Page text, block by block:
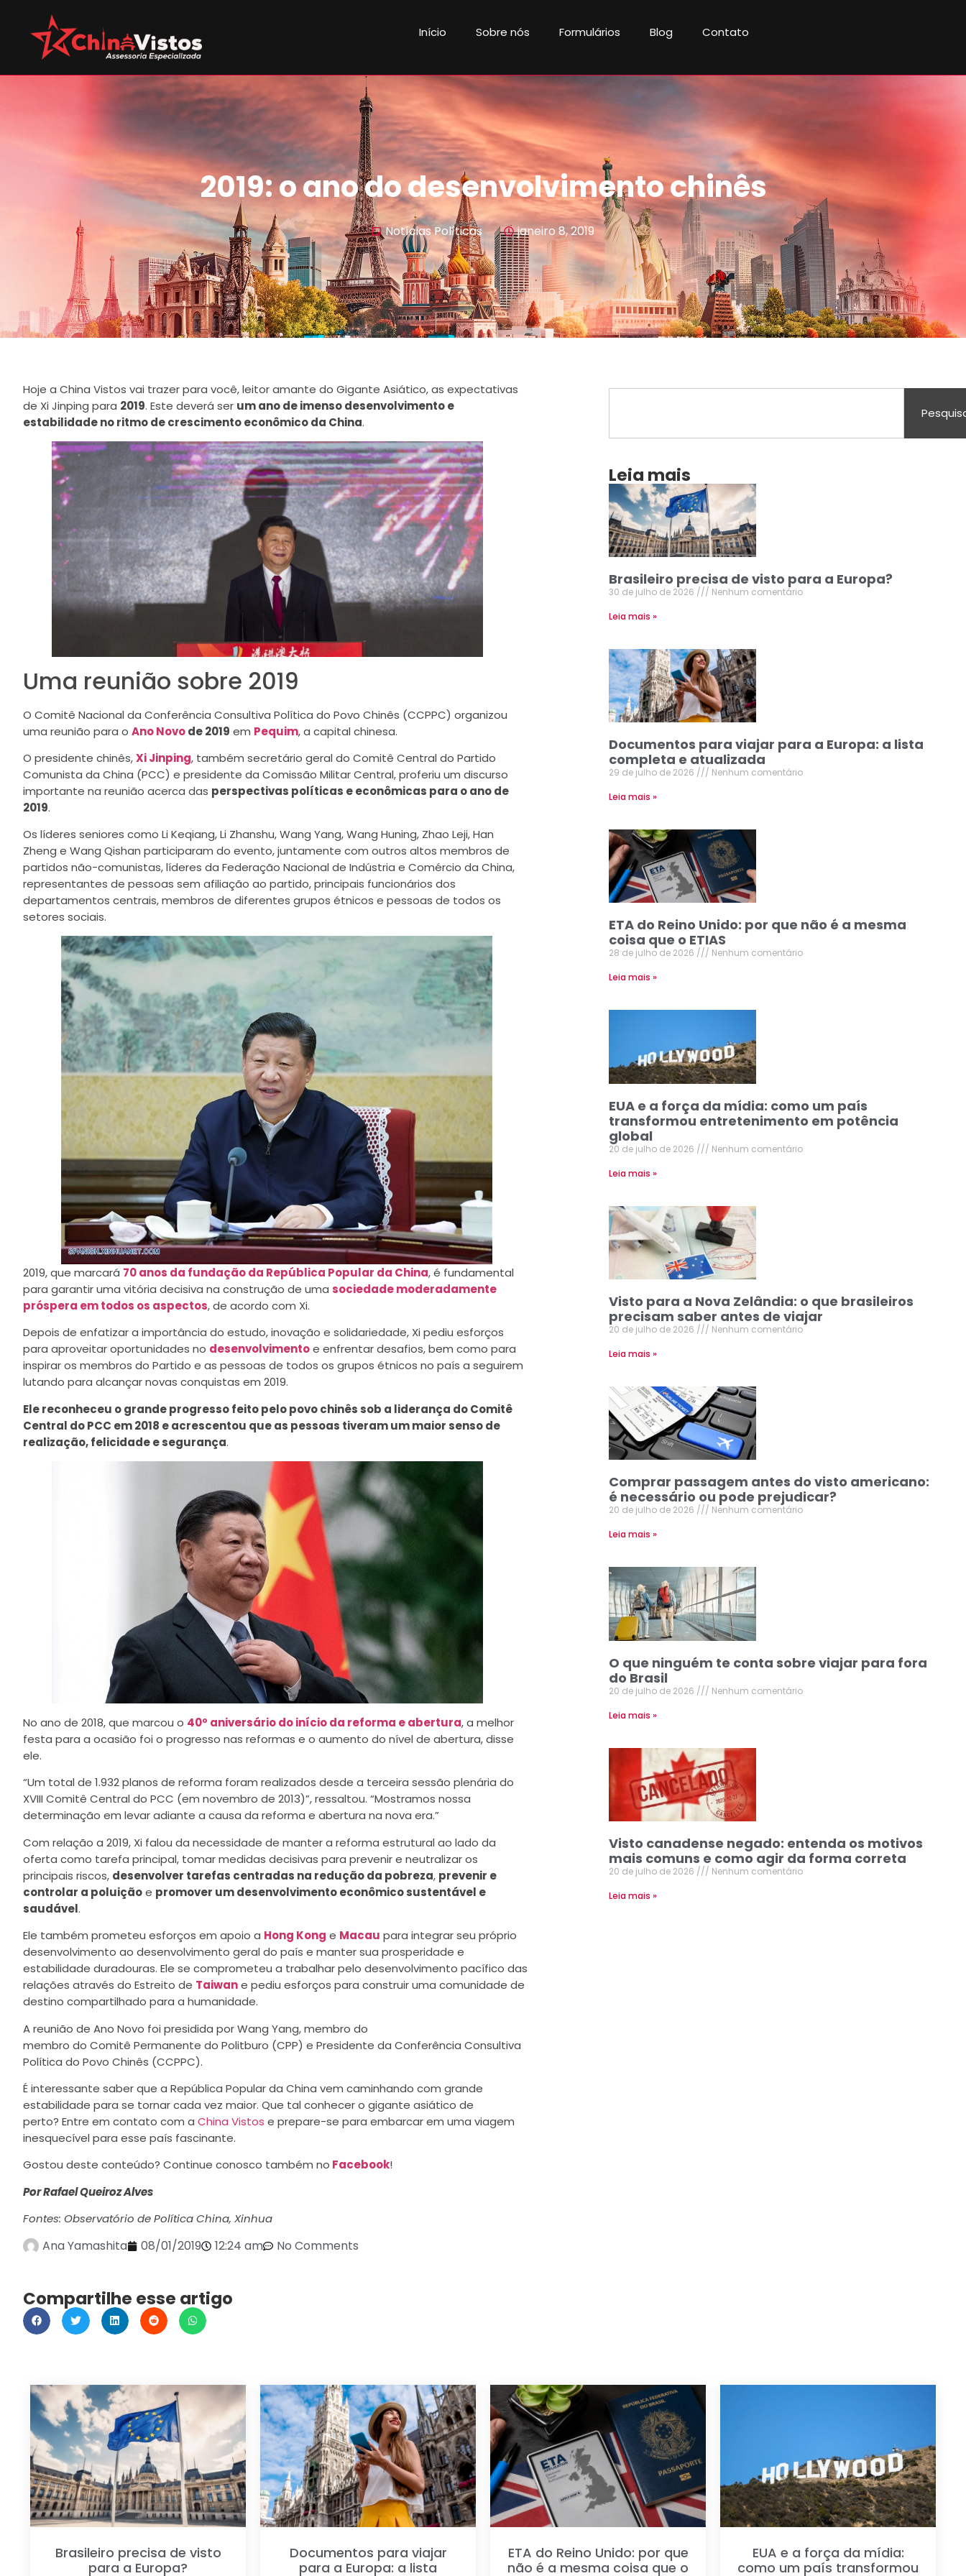
Início Sobre nós Formulários Blog Contato
2019: o ano do desenvolvimento chinês
Notícias Políticas janeiro 8, 2019
Leia mais
Brasileiro precisa de visto para a Europa?
30 de julho de 2026
Nenhum comentário
Leia mais »
Documentos para viajar para a Europa: a lista
completa e atualizada
29 de julho de 2026
Nenhum comentário
Leia mais »
ETA do Reino Unido: por que não é a mesma
coisa que o ETIAS
28 de julho de 2026
Nenhum comentário
Leia mais »
EUA e a força da mídia: como um país
transformou entretenimento em potência
global
20 de julho de 2026
Nenhum comentário
Leia mais »
Visto para a Nova Zelândia: o que brasileiros
precisam saber antes de viajar
20 de julho de 2026
Nenhum comentário
Leia mais »
Comprar passagem antes do visto americano:
é necessário ou pode prejudicar?
20 de julho de 2026
Nenhum comentário
Leia mais »
O que ninguém te conta sobre viajar para fora
do Brasil
20 de julho de 2026
Nenhum comentário
Leia mais »
Visto canadense negado: entenda os motivos
mais comuns e como agir da forma correta
20 de julho de 2026
Nenhum comentário
Leia mais »
Hoje a China Vistos vai trazer para você, leitor amante do Gigante Asiático, as expectativas
de Xi Jinping para 2019. Este deverá ser um ano de imenso desenvolvimento e
estabilidade no ritmo de crescimento econômico da China.
Uma reunião sobre 2019
O Comitê Nacional da Conferência Consultiva Política do Povo Chinês (CCPPC) organizou
uma reunião para o Ano Novode 2019 em Pequim, a capital chinesa.
O presidente chinês,Xi Jinping, também secretário geral do Comitê Central do Partido
Comunista da China (PCC) e presidente da Comissão Militar Central, proferiu um discurso
importante na reunião acerca das perspectivas políticas e econômicas para o ano de
2019.
Os líderes seniores como Li Keqiang, Li Zhanshu, Wang Yang, Wang Huning, Zhao Leji, Han
Zheng e Wang Qishan participaram do evento, juntamente com outros altos membros de
partidos não-comunistas, líderes da Federação Nacional de Indústria e Comércio da China,
representantes de pessoas sem afiliação ao partido, principais funcionários dos
departamentos centrais, membros de diferentes grupos étnicos e pessoas de todos os
setores sociais.
2019, que marcará 70 anos da fundação da República Popular da China, é fundamental
para garantir uma vitória decisiva na construção de uma sociedade moderadamente
próspera em todos os aspectos, de acordo com Xi.
Depois de enfatizar a importância do estudo, inovação e solidariedade, Xi pediu esforços
para aproveitar oportunidades no desenvolvimentoe enfrentar desafios, bem como para
inspirar os membros do Partido e as pessoas de todos os grupos étnicos no país a seguirem
lutando para alcançar novas conquistas em 2019.
Ele reconheceu o grande progresso feito pelo povo chinês sob a liderança do Comitê
Central do PCC em 2018 e acrescentou que as pessoas tiveram um maior senso de
realização, felicidade e segurança.
No ano de 2018, que marcou o 40º aniversário do início da reforma e abertura, a melhor
festa para a ocasião foi o progresso nas reformas e o aumento do nível de abertura, disse
ele.
“Um total de 1.932 planos de reforma foram realizados desde a terceira sessão plenária do
XVIII Comitê Central do PCC (em novembro de 2013)”, ressaltou. “Mostramos nossa
determinação em levar adiante a causa da reforma e abertura na nova era.”
Com relação a 2019, Xi falou da necessidade de manter a reforma estrutural ao lado da
oferta como tarefa principal, tomar medidas decisivas para prevenir e neutralizar os
principais riscos, desenvolver tarefas centradas na redução da pobreza, prevenir e
controlar a poluiçãoe promover um desenvolvimento econômico sustentável e
saudável.
Ele também prometeu esforços em apoio a Hong Kong e Macau para integrar seu próprio
desenvolvimento ao desenvolvimento geral do país e manter sua prosperidade e
estabilidade duradouras. Ele se comprometeu a trabalhar pelo desenvolvimento pacífico das
relações através do Estreito de Taiwane pediu esforços para construir uma comunidade de
destino compartilhado para a humanidade.
A reunião de Ano Novo foi presidida por Wang Yang, membro do
membro do Comitê Permanente do Politburo (CPP) e Presidente da Conferência Consultiva
Política do Povo Chinês (CCPPC).
É interessante saber que a República Popular da China vem caminhando com grande
estabilidade para se tornar cada vez maior. Que tal conhecer o gigante asiático de
perto? Entre em contato com a China Vistos e prepare-se para embarcar em uma viagem
inesquecível para esse país fascinante.
Gostou deste conteúdo? Continue conosco também no Facebook!
Por Rafael Queiroz Alves
Fontes: Observatório de Política China, Xinhua
Ana Yamashita 08/01/2019 12:24 am No Comments
Compartilhe esse artigo
Brasileiro precisa de visto
para a Europa?
Documentos para viajar
para a Europa: a lista
ETA do Reino Unido: por que
não é a mesma coisa que o
EUA e a força da mídia:
como um país transformou